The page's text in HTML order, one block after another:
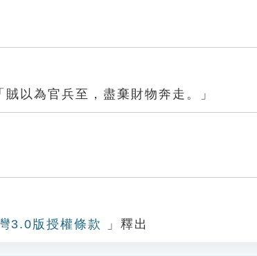
以為官兵至，盡棄財物奔走。」
3.0版授權條款 」釋出